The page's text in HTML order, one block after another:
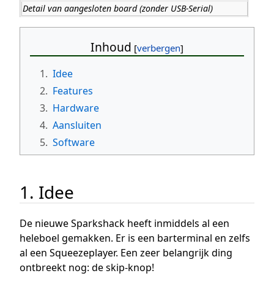
Detail van aangesloten board (zonder USB-Serial)
Inhoud
1. Idee
2. Features
3. Hardware
4. Aansluiten
5. Software
1. Idee
De nieuwe Sparkshack heeft inmiddels al een
heleboel gemakken. Er is een barterminal en zelfs
al een Squeezeplayer. Een zeer belangrijk ding
ontbreekt nog: de skip-knop!